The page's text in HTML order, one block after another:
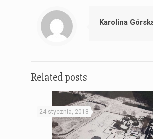
Karolina
Related posts
24 stycznia, 2018